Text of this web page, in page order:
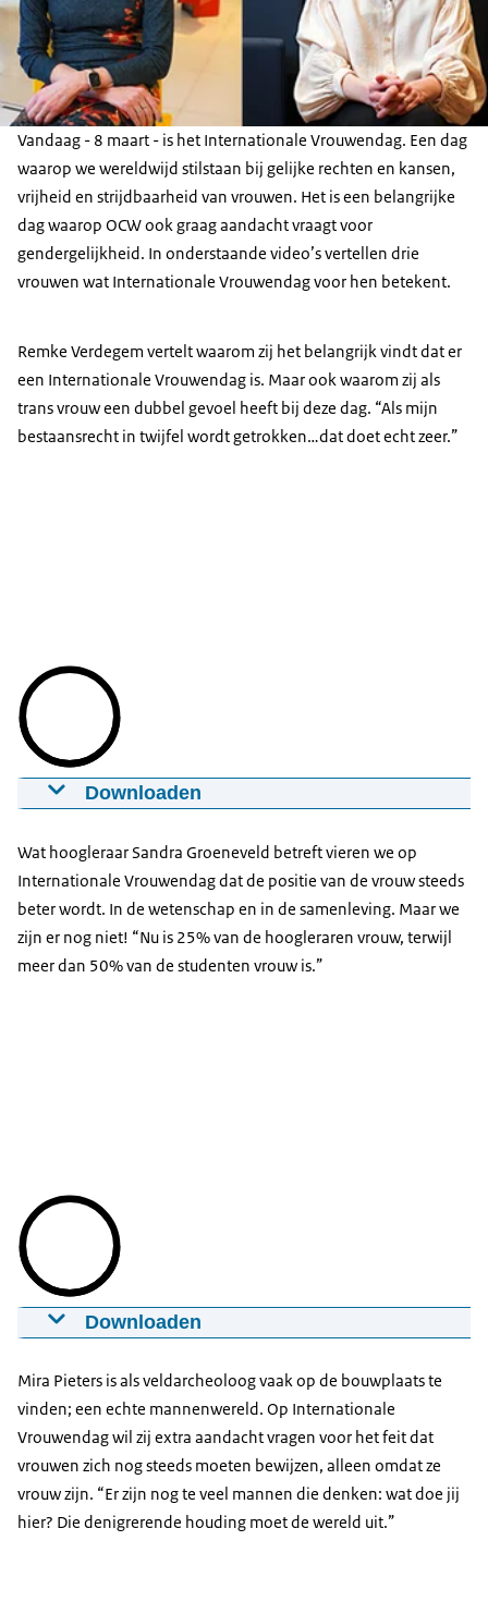
Vandaag - 8 maart - is het Internationale Vrouwendag. Een dag
waarop we wereldwijd stilstaan bij gelijke rechten en kansen,
vrijheid en strijdbaarheid van vrouwen. Het is een belangrijke
dag waarop OCW ook graag aandacht vraagt voor
gendergelijkheid. In onderstaande video’s vertellen drie
vrouwen wat Internationale Vrouwendag voor hen betekent.
Remke Verdegem vertelt waarom zij het belangrijk vindt dat er
een Internationale Vrouwendag is. Maar ook waarom zij als
trans vrouw een dubbel gevoel heeft bij deze dag. “Als mijn
bestaansrecht in twijfel wordt getrokken…dat doet echt zeer.”
Downloaden
Verdegem
08-03-2022 00:01:55 mp40,147 MB
Download
Wat hoogleraar Sandra Groeneveld betreft vieren we op
Internationale Vrouwendag dat de positie van de vrouw steeds
beter wordt. In de wetenschap en in de samenleving. Maar we
zijn er nog niet! “Nu is 25% van de hoogleraren vrouw, terwijl
meer dan 50% van de studenten vrouw is.”
Downloaden
Groeneveld
08-03-202200:02:00mp4 0,156 MB
Download
Mira Pieters is als veldarcheoloog vaak op de bouwplaats te
vinden; een echte mannenwereld. Op Internationale
Vrouwendag wil zij extra aandacht vragen voor het feit dat
vrouwen zich nog steeds moeten bewijzen, alleen omdat ze
vrouw zijn. “Er zijn nog te veel mannen die denken: wat doe jij
hier? Die denigrerende houding moet de wereld uit.”